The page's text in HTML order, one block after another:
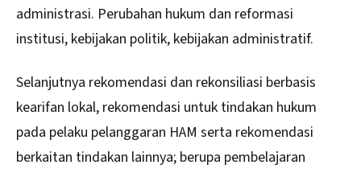
administrasi. Perubahan hukum dan reformasi
institusi, kebijakan politik, kebijakan administratif.
Selanjutnya rekomendasi dan rekonsiliasi berbasis
kearifan lokal, rekomendasi untuk tindakan hukum
pada pelaku pelanggaran HAM serta rekomendasi
berkaitan tindakan lainnya; berupa pembelajaran